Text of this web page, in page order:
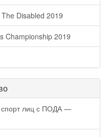
Disabled 2019
Championship 2019
спорт лиц с ПОДА —